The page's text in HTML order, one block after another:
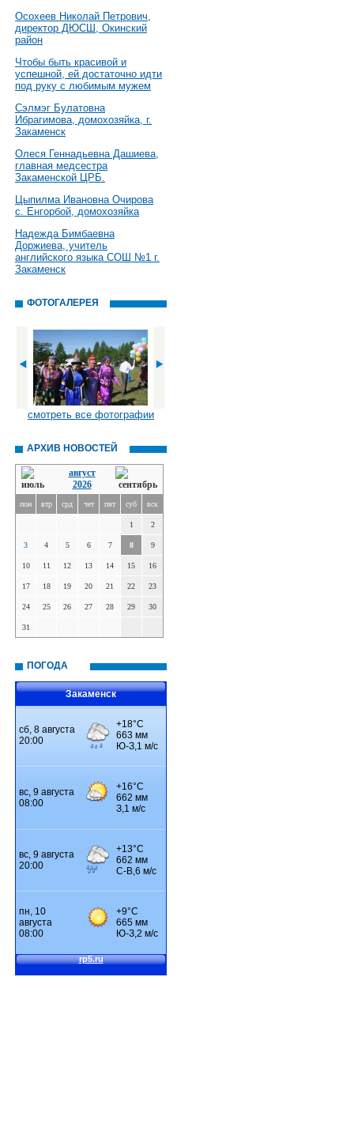
Осохеев Николай Петрович,
директор ДЮСШ, Окинский
район
Чтобы быть красивой и
успешной, ей достаточно идти
под руку с любимым мужем
Сэлмэг Булатовна
Ибрагимова, домохозяйка, г.
Закаменск
Олеся Геннадьевна Дашиева,
главная медсестра
Закаменской ЦРБ.
Цыпилма Ивановна Очирова
с. Енгорбой, домохозяйка
Надежда Бимбаевна
Доржиева, учитель
английского языка СОШ №1 г.
Закаменск
ФОТОГАЛЕРЕЯ
смотреть все фотографии
АРХИВ НОВОСТЕЙ
август
2026
пон втр срд чет пят суб вск
1 2
3 4 5 6 7 8 9
10 11 12 13 14 15 16
17 18 19 20 21 22 23
24 25 26 27 28 29 30
31
ПОГОДА
Закаменск